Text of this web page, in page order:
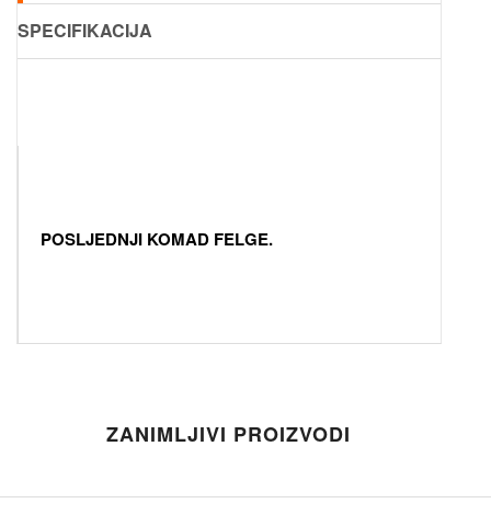
SPECIFIKACIJA
POSLJEDNJI KOMAD FELGE.
ZANIMLJIVI PROIZVODI